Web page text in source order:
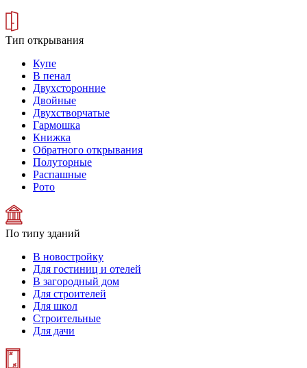
Тип открывания
Купе
В пенал
Двухсторонние
Двойные
Двухстворчатые
Гармошка
Книжка
Обратного открывания
Полуторные
Распашные
Рото
По типу зданий
В новостройку
Для гостиниц и отелей
В загородный дом
Для строителей
Для школ
Строительные
Для дачи